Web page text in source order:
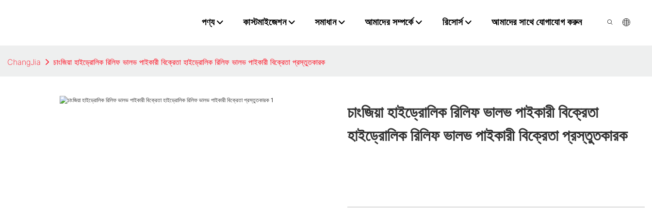
পণ্য কাস্টমাইজেশন সমাধান আমাদের সম্পর্কে রিসোর্স আমাদের সাথে যোগাযোগ করুন
ChangJia চাংজিয়া হাইড্রোলিক রিলিফ ভালভ পাইকারী বিক্রেতা হাইড্রোলিক রিলিফ ভালভ পাইকারী বিক্রেতা প্রস্তুতকারক
চাংজিয়া হাইড্রোলিক রিলিফ ভালভ পাইকারী বিক্রেতা
হাইড্রোলিক রিলিফ ভালভ পাইকারী বিক্রেতা প্রস্তুতকারক